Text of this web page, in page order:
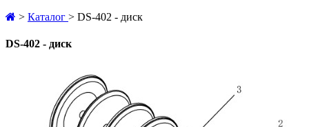
> Каталог > DS-402 - диск
DS-402 - диск